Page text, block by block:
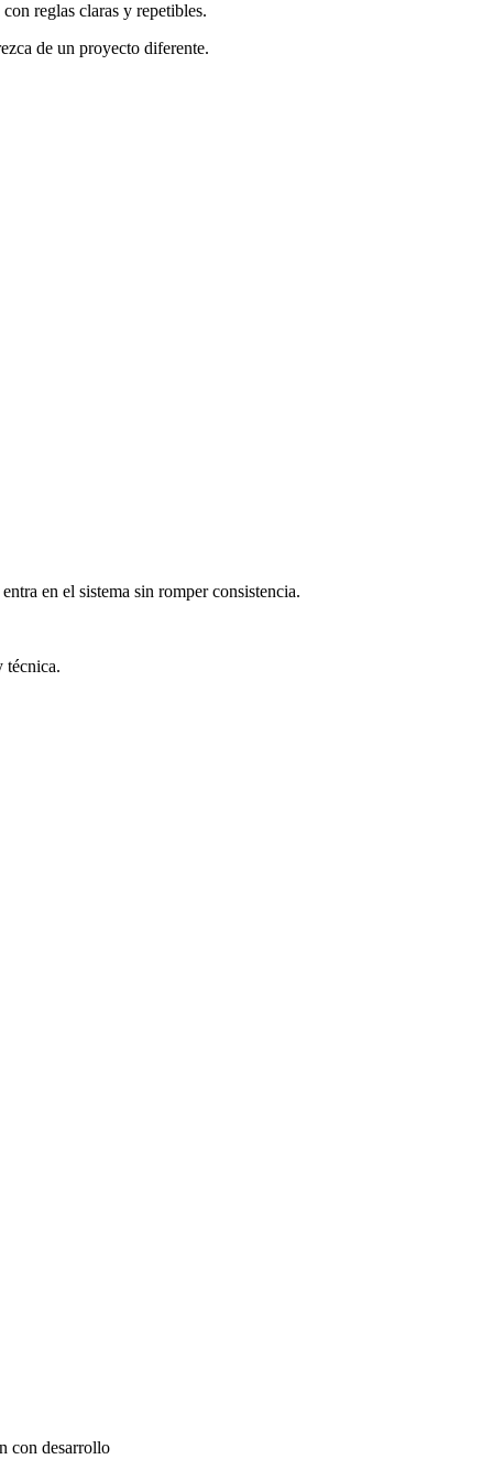
reglas claras y repetibles.
de un proyecto diferente.
en el sistema sin romper consistencia.
técnica.
con desarrollo